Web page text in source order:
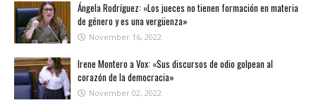
Ángela Rodríguez: «Los jueces no tienen formación en materia
de género y es una vergüenza»
November 16, 2022
Irene Montero a Vox: «Sus discursos de odio golpean al
corazón de la democracia»
November 02, 2022